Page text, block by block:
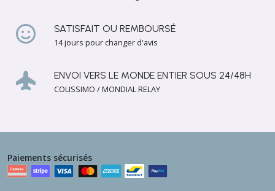
SATISFAIT OU REMBOURSÉ
14 jours pour changer d'avis
ENVOI VERS LE MONDE ENTIER SOUS 24/48H
COLISSIMO / MONDIAL RELAY
Paiements sécurisés